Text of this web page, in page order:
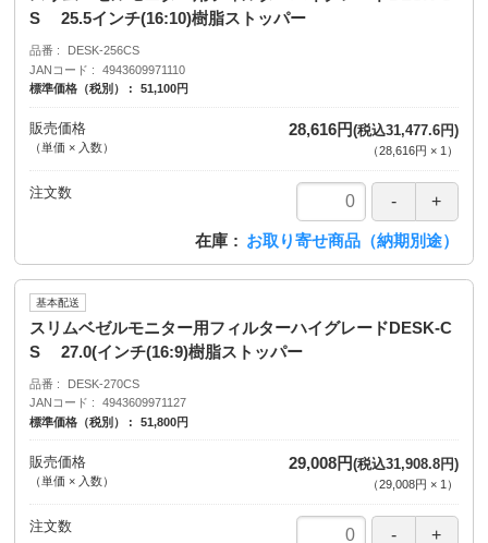
S 25.5インチ(16:10)樹脂ストッパー
品番
DESK-256CS
JANコード
4943609971110
標準価格（税別）
51,100円
販売価格
（単価 × 入数）
28,616円(税込31,477.6円)
（28,616円 × 1）
注文数
在庫 お取り寄せ商品（納期別途）
基本配送
スリムベゼルモニター用フィルターハイグレードDESK-C
S 27.0(インチ(16:9)樹脂ストッパー
品番
DESK-270CS
JANコード
4943609971127
標準価格（税別）
51,800円
販売価格
（単価 × 入数）
29,008円(税込31,908.8円)
（29,008円 × 1 ）
注文数